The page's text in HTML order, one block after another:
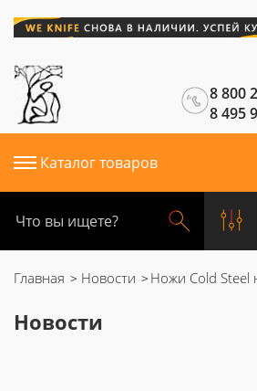
8 800
8 495
Каталог товаров
Главная Новости Ножи Cold Steel
Новости